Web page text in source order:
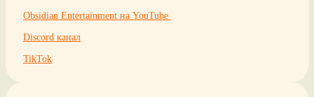
Obsidian Entertainment на YouTube
Discord канал
TikTok